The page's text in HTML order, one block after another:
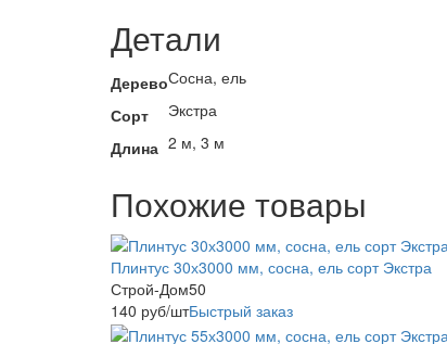
Детали
ДеревоСосна, ель
Сорт
Экстра
Длина 2 м, 3 м
Похожие товары
Плинтус 30х3000 мм, сосна, ель сорт Экстра
Строй-Дом50
140 руб/штБыстрый заказ